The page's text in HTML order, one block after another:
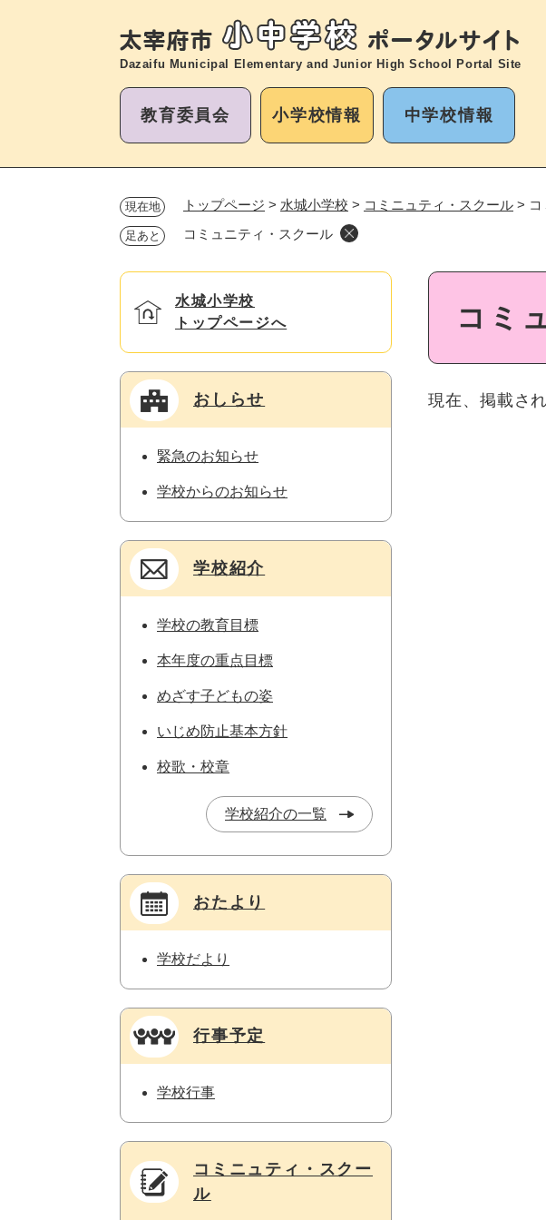
Dazaifu Municipal Elementary andJunior High School Portal Site
教育委員会 小学校情報 中学校情報
現在地 トップページ > 水城小学校 > コミニュティ・スクール >
足あと コミュニティ・スクール
本
コミ
現在、掲載さ
水城小学校
トップページへ
おしらせ
緊急のお知らせ
学校からのお知らせ
学校紹介
学校の教育目標
本年度の重点目標
めざす子どもの姿
いじめ防止基本方針
校歌・校章
学校紹介の一覧
おたより
学校だより
行事予定
学校行事
コミニュティ・スクー
ル